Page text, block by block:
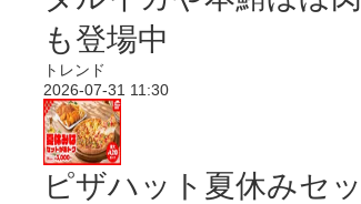
も登場中
トレンド
2026-07-31 11:30
ピザハット夏休みセッ